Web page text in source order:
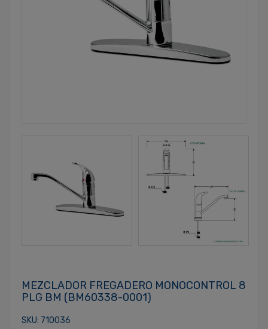
MEZCLADOR FREGADERO MONOCONTROL 8
PLG BM (BM60338-0001)
SKU: 710036